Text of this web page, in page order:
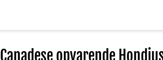
Canadese opvarende